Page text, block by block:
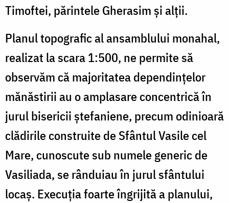
Timoftei, părintele Gherasim și alții.
Planul topografic al ansamblului monahal,
realizat la scara 1:500, ne permite să
observăm că majoritatea dependințelor
mănăstirii au o amplasare concentrică în
jurul bisericii ștefaniene, precum odinioară
clădirile construite de Sfântul Vasile cel
Mare, cunoscute sub numele generic de
Vasiliada, se rânduiau în jurul sfântului
locaș. Execuția foarte îngrijită a planului,